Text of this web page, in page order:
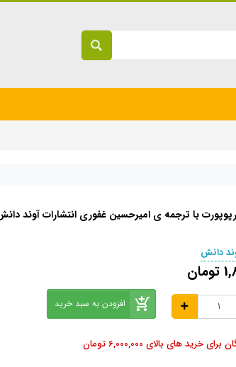
با ترجمه ی امیرحسین غفوری انتشارات آوند
دانش
افزودن به سبد خرید
خرید های بالای 6,000,000 تومان